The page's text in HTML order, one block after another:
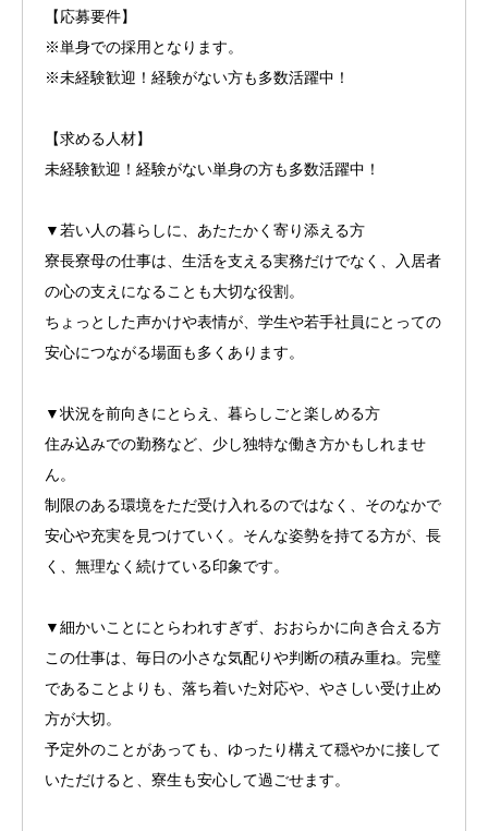
【応募要件】
※単身での採用となります。
※未経験歓迎！経験がない方も多数活躍中！
【求める人材】
未経験歓迎！経験がない単身の方も多数活躍中！
▼若い人の暮らしに、あたたかく寄り添える方
寮長寮母の仕事は、生活を支える実務だけでなく、入居者
の心の支えになることも大切な役割。
ちょっとした声かけや表情が、学生や若手社員にとっての
安心につながる場面も多くあります。
▼状況を前向きにとらえ、暮らしごと楽しめる方
住み込みでの勤務など、少し独特な働き方かもしれませ
ん。
制限のある環境をただ受け入れるのではなく、そのなかで
安心や充実を見つけていく。そんな姿勢を持てる方が、長
く、無理なく続けている印象です。
▼細かいことにとらわれすぎず、おおらかに向き合える方
この仕事は、毎日の小さな気配りや判断の積み重ね。完璧
であることよりも、落ち着いた対応や、やさしい受け止め
方が大切。
予定外のことがあっても、ゆったり構えて穏やかに接して
いただけると、寮生も安心して過ごせます。